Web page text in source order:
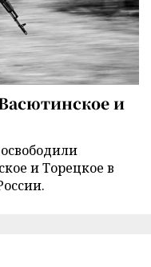
и
и Торецкое в